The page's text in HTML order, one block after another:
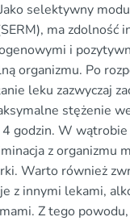
selektywny
ma zdolność
i
organizmu. Po
leku zazwyczaj
stężenie
godzin. W
z organizmu
Warto również
z innymi lekami,
Z tego